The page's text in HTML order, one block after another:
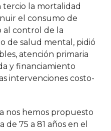
la mortalidad
el consumo de
al control de la
de salud mental, pidió
atención primaria
y financiamiento
intervenciones costo-
nos hemos propuesto
75 a 81 años en el